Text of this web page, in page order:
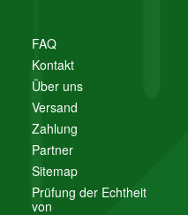
FAQ
Kontakt
Über uns
Versand
Zahlung
Partner
Sitemap
Prüfung der Echtheit
von